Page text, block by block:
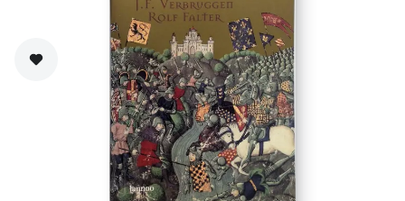
Zet op verlanglijst